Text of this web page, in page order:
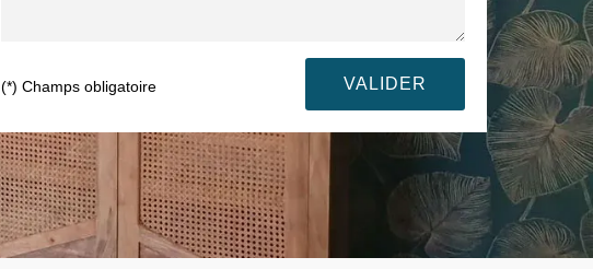
(*) Champs obligatoire